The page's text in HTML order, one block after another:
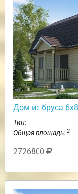
Дом из бруса 6х8
Тип:
Общая площадь: 2
2726800